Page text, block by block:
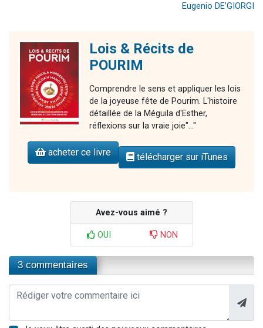
Eugenio DE’GIORGI
Lois & Récits de
POURIM
Comprendre le sens et appliquer les lois
de la joyeuse fête de Pourim. L'histoire
détaillée de la Méguila d'Esther,
réflexions sur la vraie joie"..."
acheter ce livre télécharger sur iTunes
Avez-vous aimé ?
OUI NON
3 commentaires